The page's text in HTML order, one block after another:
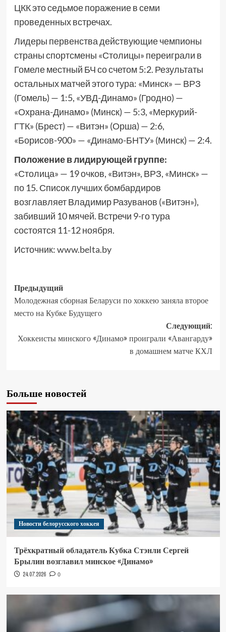
ЦКК это седьмое поражение в семи
проведенных встречах.
Лидеры первенства действующие чемпионы
страны спортсмены «Столицы» переиграли в
Гомеле местный БЧ со счетом 5:2. Результаты
остальных матчей этого тура: «Минск» — ВРЗ
(Гомель) — 1:5, «УВД-Динамо» (Гродно) —
«Охрана-Динамо» (Минск) — 5:3, «Меркурий-
ГТК» (Брест) — «Витэн» (Орша) — 2:6,
«Борисов-900» — «Динамо-БНТУ» (Минск) — 2:4.
Положение в лидирующей группе:
«Столица» — 19 очков, «Витэн», ВРЗ, «Минск» —
по 15. Список лучших бомбардиров
возглавляет Владимир Разуванов («Витэн»),
забивший 10 мячей. Встречи 9-го тура
состоятся 11-12 ноября.
Источник:www.belta.by
Предыдущий
Молодежная сборная Беларуси по хоккею заняла второе
место на Кубке Будущего
Следующий:
Хоккеисты минского «Динамо» проиграли «Авангарду»
в домашнем матче КХЛ
Больше новостей
Новости белорусского хоккея
Трёхкратный обладатель Кубка Стэнли Сергей
Брылин возглавил минское «Динамо»
24.07.2026 0